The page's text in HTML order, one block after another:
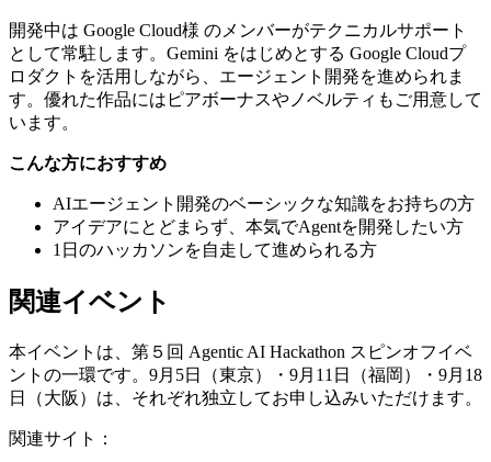
開発中は Google Cloud様 のメンバーがテクニカルサポート
として常駐します。Gemini をはじめとする Google Cloudプ
ロダクトを活用しながら、エージェント開発を進められま
す。優れた作品にはピアボーナスやノベルティもご用意して
います。
こんな方におすすめ
AIエージェント開発のベーシックな知識をお持ちの方
アイデアにとどまらず、本気でAgentを開発したい方
1日のハッカソンを自走して進められる方
関連イベント
本イベントは、第５回 Agentic AI Hackathon スピンオフイベ
ントの一環です。9月5日（東京）・9月11日（福岡）・9月18
日（大阪）は、それぞれ独立してお申し込みいただけます。
関連サイト：